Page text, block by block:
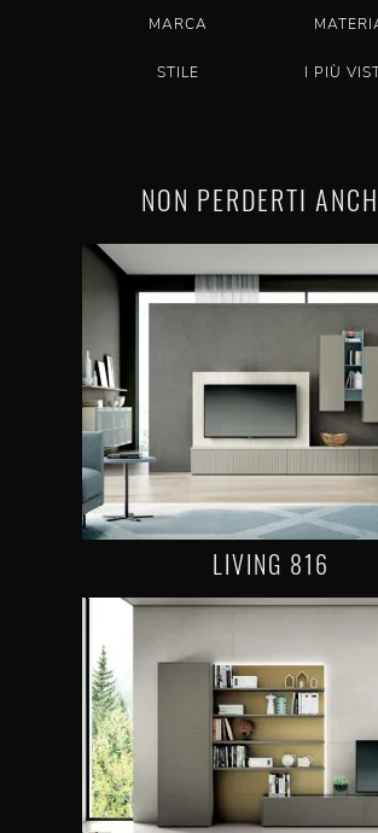
MARCA
STILE I PIÙ
NON PERDERTI
LIVING 816